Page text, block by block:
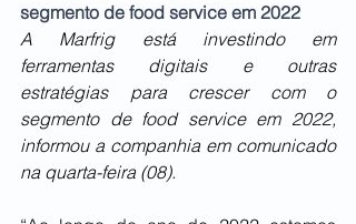
segmento de food service em 2022
A Marfrig está investindo em
ferramentas digitais e outras
estratégias para crescer com o
segmento de food service em 2022,
informou a companhia em comunicado
na quarta-feira (08).